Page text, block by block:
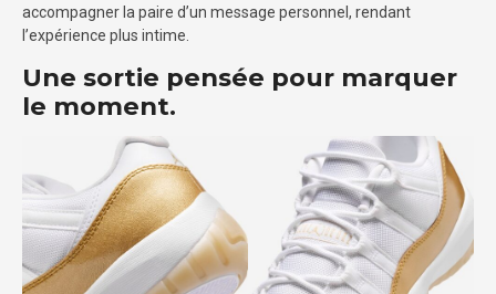
accompagner la paire d’un message personnel, rendant
l’expérience plus intime.
Une sortie pensée pour marquer
le moment.